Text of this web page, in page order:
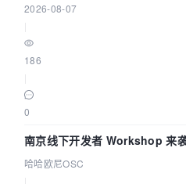
2026-08-07
186
0
南京线下开发者 Workshop 来
智能 Agent 应用
哈哈欧尼OSC